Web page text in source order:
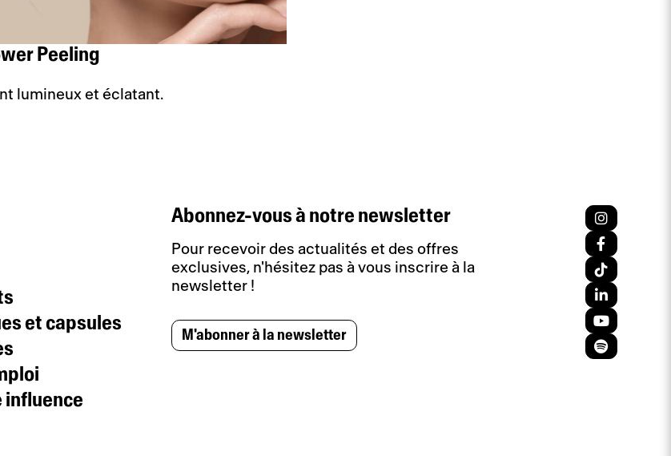
Peeling
lumineux et éclatant.
et capsules
influence
Abonnez-vous à notre newsletter
Pour recevoir des actualités et des offres
exclusives, n'hésitez pas à vous inscrire à la
newsletter !
M'abonner à la newsletter